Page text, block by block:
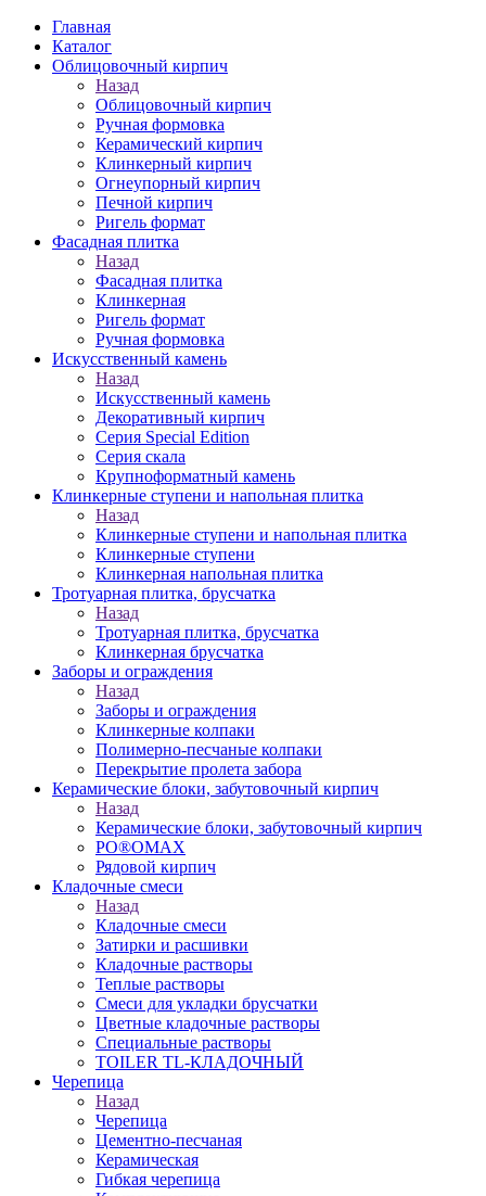
Главная
Каталог
Облицовочный кирпич
Назад
Облицовочный кирпич
Ручная формовка
Керамический кирпич
Клинкерный кирпич
Огнеупорный кирпич
Печной кирпич
Ригель формат
Фасадная плитка
Назад
Фасадная плитка
Клинкерная
Ригель формат
Ручная формовка
Искусственный камень
Назад
Искусственный камень
Декоративный кирпич
Серия Special Edition
Серия скала
Крупноформатный камень
Клинкерные ступени и напольная плитка
Назад
Клинкерные ступени и напольная плитка
Клинкерные ступени
Клинкерная напольная плитка
Тротуарная плитка, брусчатка
Назад
Тротуарная плитка, брусчатка
Клинкерная брусчатка
Заборы и ограждения
Назад
Заборы и ограждения
Клинкерные колпаки
Полимерно-песчаные колпаки
Перекрытие пролета забора
Керамические блоки, забутовочный кирпич
Назад
Керамические блоки, забутовочный кирпич
PO®OMAX
Рядовой кирпич
Кладочные смеси
Назад
Кладочные смеси
Затирки и расшивки
Кладочные растворы
Теплые растворы
Смеси для укладки брусчатки
Цветные кладочные растворы
Специальные растворы
TOILER TL-КЛАДОЧНЫЙ
Черепица
Назад
Черепица
Цементно-песчаная
Керамическая
Гибкая черепица